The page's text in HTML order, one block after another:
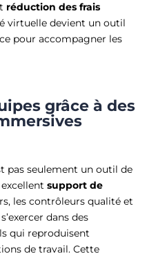
réduction des frais
virtuelle devient un outil
pour accompagner les
grâce à des
pas seulement un outil de
support de
les contrôleurs qualité et
dans des
qui reproduisent
de travail. Cette